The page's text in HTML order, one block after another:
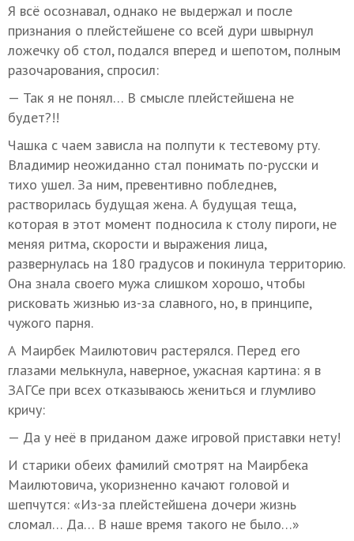
Я всё осознавал, однако не выдержал и после
признания о плейстейшене со всей дури швырнул
ложечку об стол, подался вперед и шепотом, полным
разочарования, спросил:
— Так я не понял… В смысле плейстейшена не
будет?!!
Чашка с чаем зависла на полпути к тестевому рту.
Владимир неожиданно стал понимать по-русски и
тихо ушел. За ним, превентивно побледнев,
растворилась будущая жена. А будущая теща,
которая в этот момент подносила к столу пироги, не
меняя ритма, скорости и выражения лица,
развернулась на 180 градусов и покинула территорию.
Она знала своего мужа слишком хорошо, чтобы
рисковать жизнью из-за славного, но, в принципе,
чужого парня.
А Маирбек Маилютович растерялся. Перед его
глазами мелькнула, наверное, ужасная картина: я в
ЗАГСе при всех отказываюсь жениться и глумливо
кричу:
— Да у неё в приданом даже игровой приставки нету!
И старики обеих фамилий смотрят на Маирбека
Маилютовича, укоризненно качают головой и
шепчутся: «Из-за плейстейшена дочери жизнь
сломал… Да… В наше время такого не было…»